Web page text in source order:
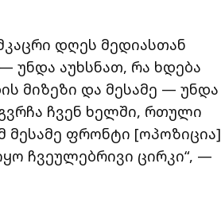
დღეს მედიასთან
უნდა აუხსნათ, რა ხდება
მიზეზი და მესამე — უნდა
ჩვენ ხელში, რთული
მესამე ფრონტი [ოპოზიცია]
ჩვეულებრივი ცირკი“, —